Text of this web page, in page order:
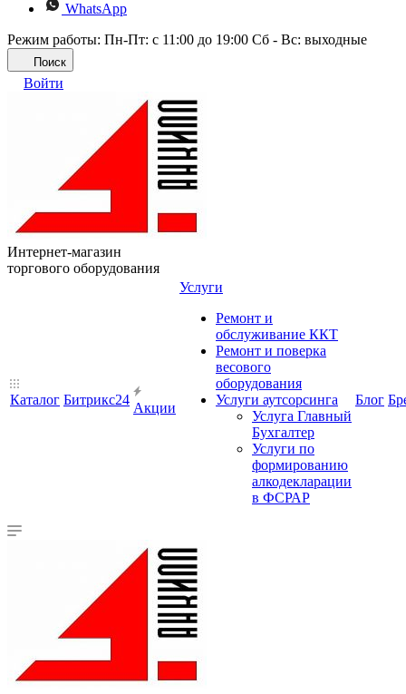
WhatsApp
Режим работы: Пн-Пт: с 11:00 до 19:00 Сб - Вс: выходные
Поиск
Войти
Интернет-магазин
торгового оборудования
Каталог Битрикс24
Акции
Услуги
Ремонт и
обслуживание ККТ
Ремонт и поверка
весового
оборудования
Услуги аутсорсинга
Услуга Главный
Бухгалтер
Услуги по
формированию
алкодекларации
в ФСРАР
Блог